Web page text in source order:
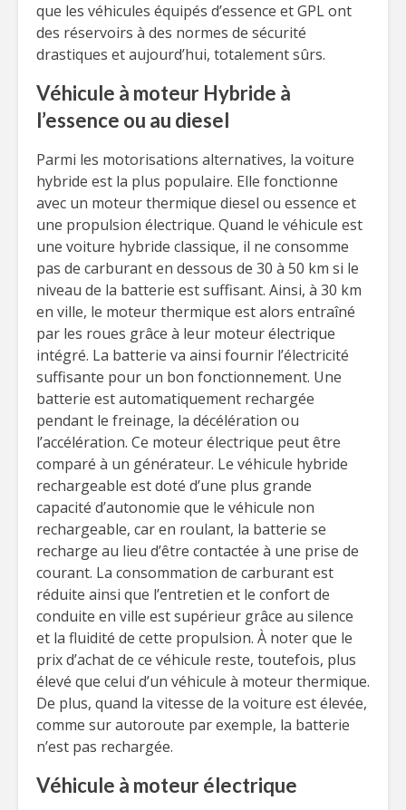
que les véhicules équipés d’essence et GPL ont
des réservoirs à des normes de sécurité
drastiques et aujourd’hui, totalement sûrs.
Véhicule à moteur Hybride à
l’essence ou au diesel
Parmi les motorisations alternatives, la voiture
hybride est la plus populaire. Elle fonctionne
avec un moteur thermique diesel ou essence et
une propulsion électrique. Quand le véhicule est
une voiture hybride classique, il ne consomme
pas de carburant en dessous de 30 à 50 km si le
niveau de la batterie est suffisant. Ainsi, à 30 km
en ville, le moteur thermique est alors entraîné
par les roues grâce à leur moteur électrique
intégré. La batterie va ainsi fournir l’électricité
suffisante pour un bon fonctionnement. Une
batterie est automatiquement rechargée
pendant le freinage, la décélération ou
l’accélération. Ce moteur électrique peut être
comparé à un générateur. Le véhicule hybride
rechargeable est doté d’une plus grande
capacité d’autonomie que le véhicule non
rechargeable, car en roulant, la batterie se
recharge au lieu d’être contactée à une prise de
courant. La consommation de carburant est
réduite ainsi que l’entretien et le confort de
conduite en ville est supérieur grâce au silence
et la fluidité de cette propulsion. À noter que le
prix d’achat de ce véhicule reste, toutefois, plus
élevé que celui d’un véhicule à moteur thermique.
De plus, quand la vitesse de la voiture est élevée,
comme sur autoroute par exemple, la batterie
n’est pas rechargée.
Véhicule à moteur électrique